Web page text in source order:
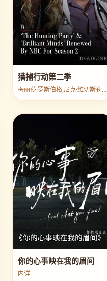
猎捕行动第二季
梅丽莎·罗斯伯格,尼克·维切斯勒,帕特里克·萨邦圭
你的心事映在我的眉间
内详